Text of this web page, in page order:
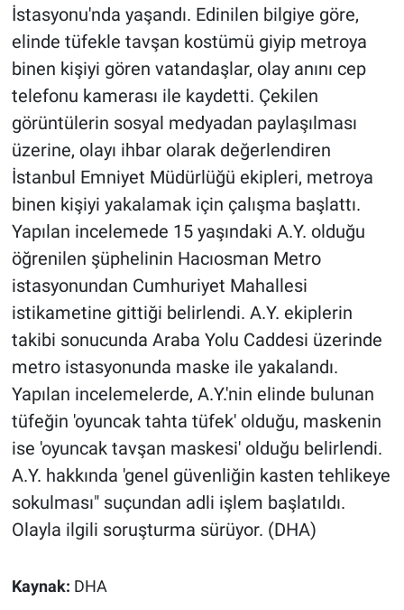
İstasyonu'nda yaşandı. Edinilen bilgiye göre,
elinde tüfekle tavşan kostümü giyip metroya
binen kişiyi gören vatandaşlar, olay anını cep
telefonu kamerası ile kaydetti. Çekilen
görüntülerin sosyal medyadan paylaşılması
üzerine, olayı ihbar olarak değerlendiren
İstanbul Emniyet Müdürlüğü ekipleri, metroya
binen kişiyi yakalamak için çalışma başlattı.
Yapılan incelemede 15 yaşındaki A.Y. olduğu
öğrenilen şüphelinin Hacıosman Metro
istasyonundan Cumhuriyet Mahallesi
istikametine gittiği belirlendi. A.Y. ekiplerin
takibi sonucunda Araba Yolu Caddesi üzerinde
metro istasyonunda maske ile yakalandı.
Yapılan incelemelerde, A.Y.'nin elinde bulunan
tüfeğin 'oyuncak tahta tüfek' olduğu, maskenin
ise 'oyuncak tavşan maskesi' olduğu belirlendi.
A.Y. hakkında 'genel güvenliğin kasten tehlikeye
sokulması" suçundan adli işlem başlatıldı.
Olayla ilgili soruşturma sürüyor. (DHA)
Kaynak: DHA